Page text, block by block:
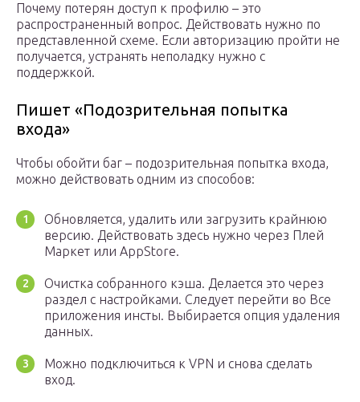
Почему потерян доступ к профилю – это
распространенный вопрос. Действовать нужно по
представленной схеме. Если авторизацию пройти не
получается, устранять неполадку нужно с
поддержкой.
Пишет «Подозрительная попытка
входа»
Чтобы обойти баг – подозрительная попытка входа,
можно действовать одним из способов:
Обновляется, удалить или загрузить крайнюю
версию. Действовать здесь нужно через Плей
Маркет или AppStore.
Очистка собранного кэша. Делается это через
раздел с настройками. Следует перейти во Все
приложения инсты. Выбирается опция удаления
данных.
Можно подключиться к VPN и снова сделать
вход.